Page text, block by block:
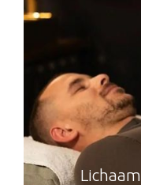
Lichaam